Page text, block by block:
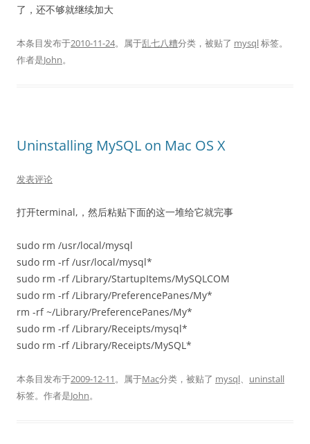
了，还不够就继续加大
本条目发布于2010-11-24。属于乱七八糟分类，被贴了 mysql标签。
作者是John。
Uninstalling MySQL on Mac OS X
发表评论
打开terminal,，然后粘贴下面的这一堆给它就完事
sudo rm /usr/local/mysql
sudo rm -rf /usr/local/mysql*
sudo rm -rf /Library/StartupItems/MySQLCOM
sudo rm -rf /Library/PreferencePanes/My*
rm -rf ~/Library/PreferencePanes/My*
sudo rm -rf /Library/Receipts/mysql*
sudo rm -rf /Library/Receipts/MySQL*
本条目发布于2009-12-11。属于Mac分类，被贴了 mysql、 uninstall
标签。 作者是John。